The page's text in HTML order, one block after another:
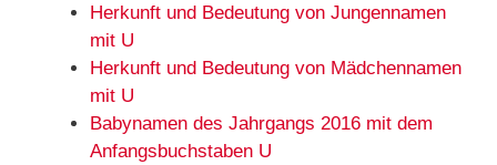
Herkunft und Bedeutung von Jungennamen
mit U
Herkunft und Bedeutung von Mädchennamen
mit U
Babynamen des Jahrgangs 2016 mit dem
Anfangsbuchstaben U